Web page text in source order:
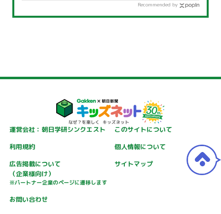
Recommended by
運営会社：朝日学研シンクエスト
このサイトについて
利用規約
個人情報について
広告掲載について
（企業様向け）
※パートナー企業のページに遷移します
サイトマップ
お問い合わせ